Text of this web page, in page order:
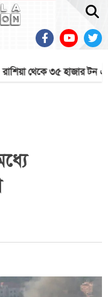
থেকে ৩৫ হাজার টন